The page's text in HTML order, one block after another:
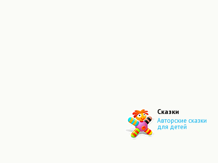
Сказки
Авторские сказки
для детей